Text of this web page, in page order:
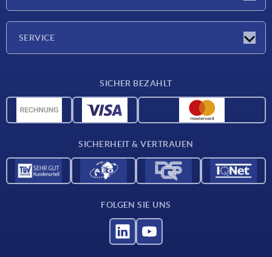
SERVICE
CAD-Daten
SICHER BEZAHLT
SICHERHEIT & VERTRAUEN
FOLGEN SIE UNS